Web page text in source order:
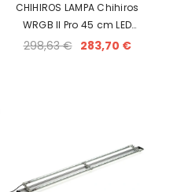
CHIHIROS LAMPA Chihiros
WRGB II Pro 45 cm LED
gaisma (45-60 cm, 56 W,
298,63 € 283,70 €